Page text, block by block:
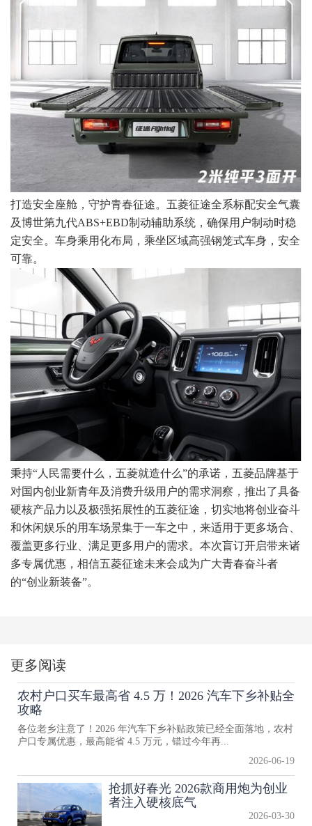
打造安全座舱，守护青春征途。五菱征途全系标配安全气囊
及博世第九代ABS+EBD制动辅助系统，确保用户制动时稳
定安全。车身乘用化布局，乘坐区域高强钢笼式车身，安全
可靠。
秉持“人民需要什么，五菱就造什么”的承诺，五菱品牌基于
对国内创业新青年及消费升级用户的需求洞察，推出了具备
硬核产品力以及极强拓展性的五菱征途，切实地将创业奋斗
和休闲娱乐的用车场景集于一车之中，来适用于更多场合、
覆盖更多行业、满足更多用户的需求。本次盲订开启带来诸
多专属优惠，相信五菱征途未来会成为广大青春奋斗者
的“创业新装备”。
更多阅读
农村户口买车最高省 4.5 万！2026 汽车下乡补贴全
攻略
各位老乡注意了！2026 年汽车下乡补贴政策已经全面落地，农村
户口专属优惠，最高能省 4.5 万元，错过今年再...
2026-06-19
抢抓好春光 2026款商用炮为创业
者注入硬核底气
2026-03-30